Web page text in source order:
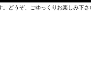
どうぞ、ごゆっくりお楽しみ下さ